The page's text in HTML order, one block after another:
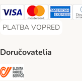
Visa Payment Method
MastercardAmerican
PLATBA VOPRED
PLATBA VOPRED
Doručovatelia